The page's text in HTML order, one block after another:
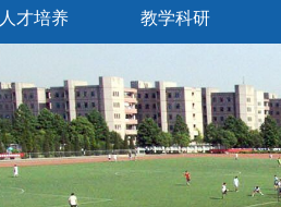
人才培养 教学科研